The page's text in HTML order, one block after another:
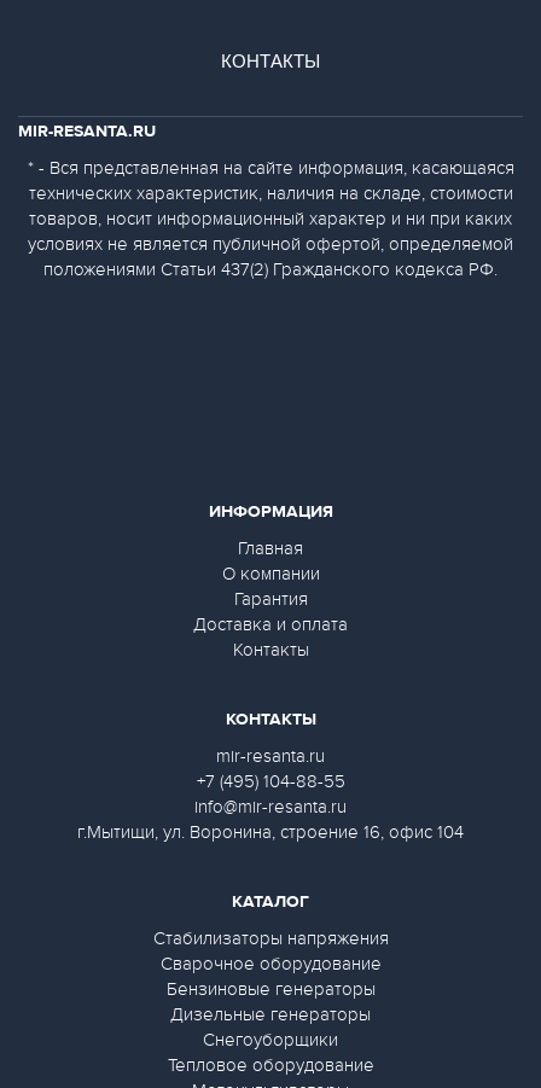
КОНТАКТЫ
ИНФОРМАЦИЯ
Главная
О компании
Гарантия
Доставка и оплата
Контакты
КАТАЛОГ
Стабилизаторы напряжения
Сварочное оборудование
Бензиновые генераторы
Дизельные генераторы
Снегоуборщики
Тепловое оборудование
КОНТАКТЫ
mir-resanta.ru
+7 (495) 104-88-55
info@mir-resanta.ru
г.Мытищи, ул. Воронина, строение 16, офис 104
MIR-RESANTA.RU
* - Вся представленная на сайте информация, касающаяся
технических характеристик, наличия на складе, стоимости
товаров, носит информационный характер и ни при каких
условиях не является публичной офертой, определяемой
положениями Статьи 437(2) Гражданского кодекса РФ.